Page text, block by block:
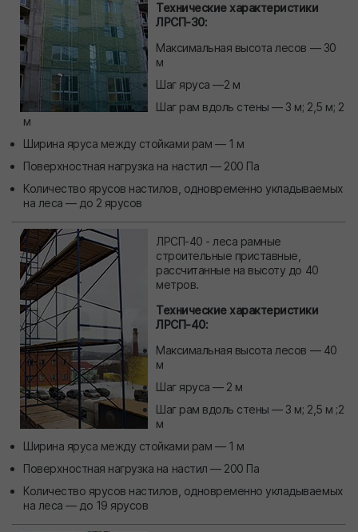
Технические характеристики
ЛРСП-30:
Максимальная высота лесов — 30
м
Шаг яруса —2 м
Шаг рам вдоль стены — 3 м; 2,5 м; 2
м
Ширина яруса между стойками рам — 1 м
Поверхностная нагрузка на настил — 200 Па
Количество ярусов настилов, одновременно укладываемых
на леса — до 2 ярусов
ЛРСП-40 - леса рамные
строительные приставные,
рассчитанные на высоту до 40
метров.
Технические характеристики
ЛРСП-40:
Максимальная высота лесов — 40
м
Шаг яруса — 2 м
Шаг рам вдоль стены — 3 м; 2,5 м ;2
м
Ширина яруса между стойками рам — 1 м
Поверхностная нагрузка на настил — 200 Па
Количество ярусов настилов, одновременно укладываемых
на леса — до 19 ярусов